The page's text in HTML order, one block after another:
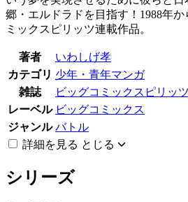
郷・エルドラドを目指す！1988年か
ミックスピリッツ連載作品。
著者
いわしげ孝
カテゴリ 少年・青年マンガ
雑誌
ビッグコミックスピリッツ
レーベル ビッグコミックス
ジャンル バトル
詳細を見る とじる
シリーズ